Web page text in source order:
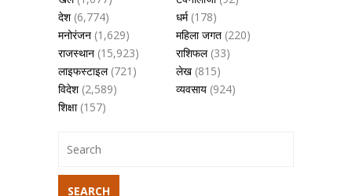
देश(6,774) धर्म(178)
मनोरंजन (1,629) महिला जगत (220)
राजस्थान (15,923) राशिफल(33)
लाइफस्टाइल(721) लेख (815)
विदेश(2,589) व्यवसाय (924)
शिक्षा(157)